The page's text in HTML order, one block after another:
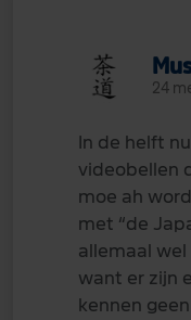
24
In de helft
videobellen
moe ah
met “de
allemaal
want er zijn
kennen